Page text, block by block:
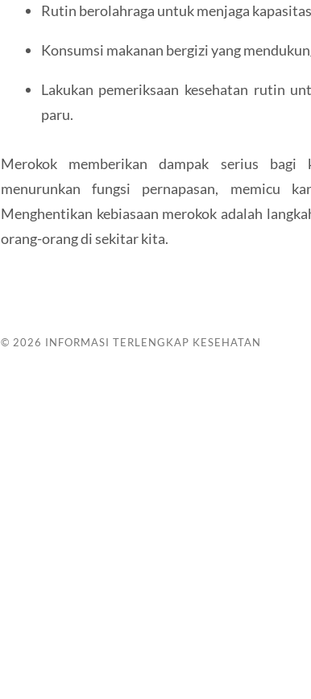
Rutin berolahraga untuk menjaga
Konsumsi makanan bergizi yang
Lakukan pemeriksaan kesehatan rutin
paru.
Merokok memberikan dampak serius bagi
menurunkan fungsi pernapasan, memicu
Menghentikan kebiasaan merokok adalah
orang-orang di sekitar kita.
© 2026 INFORMASI TERLENGKAP KESEHATAN